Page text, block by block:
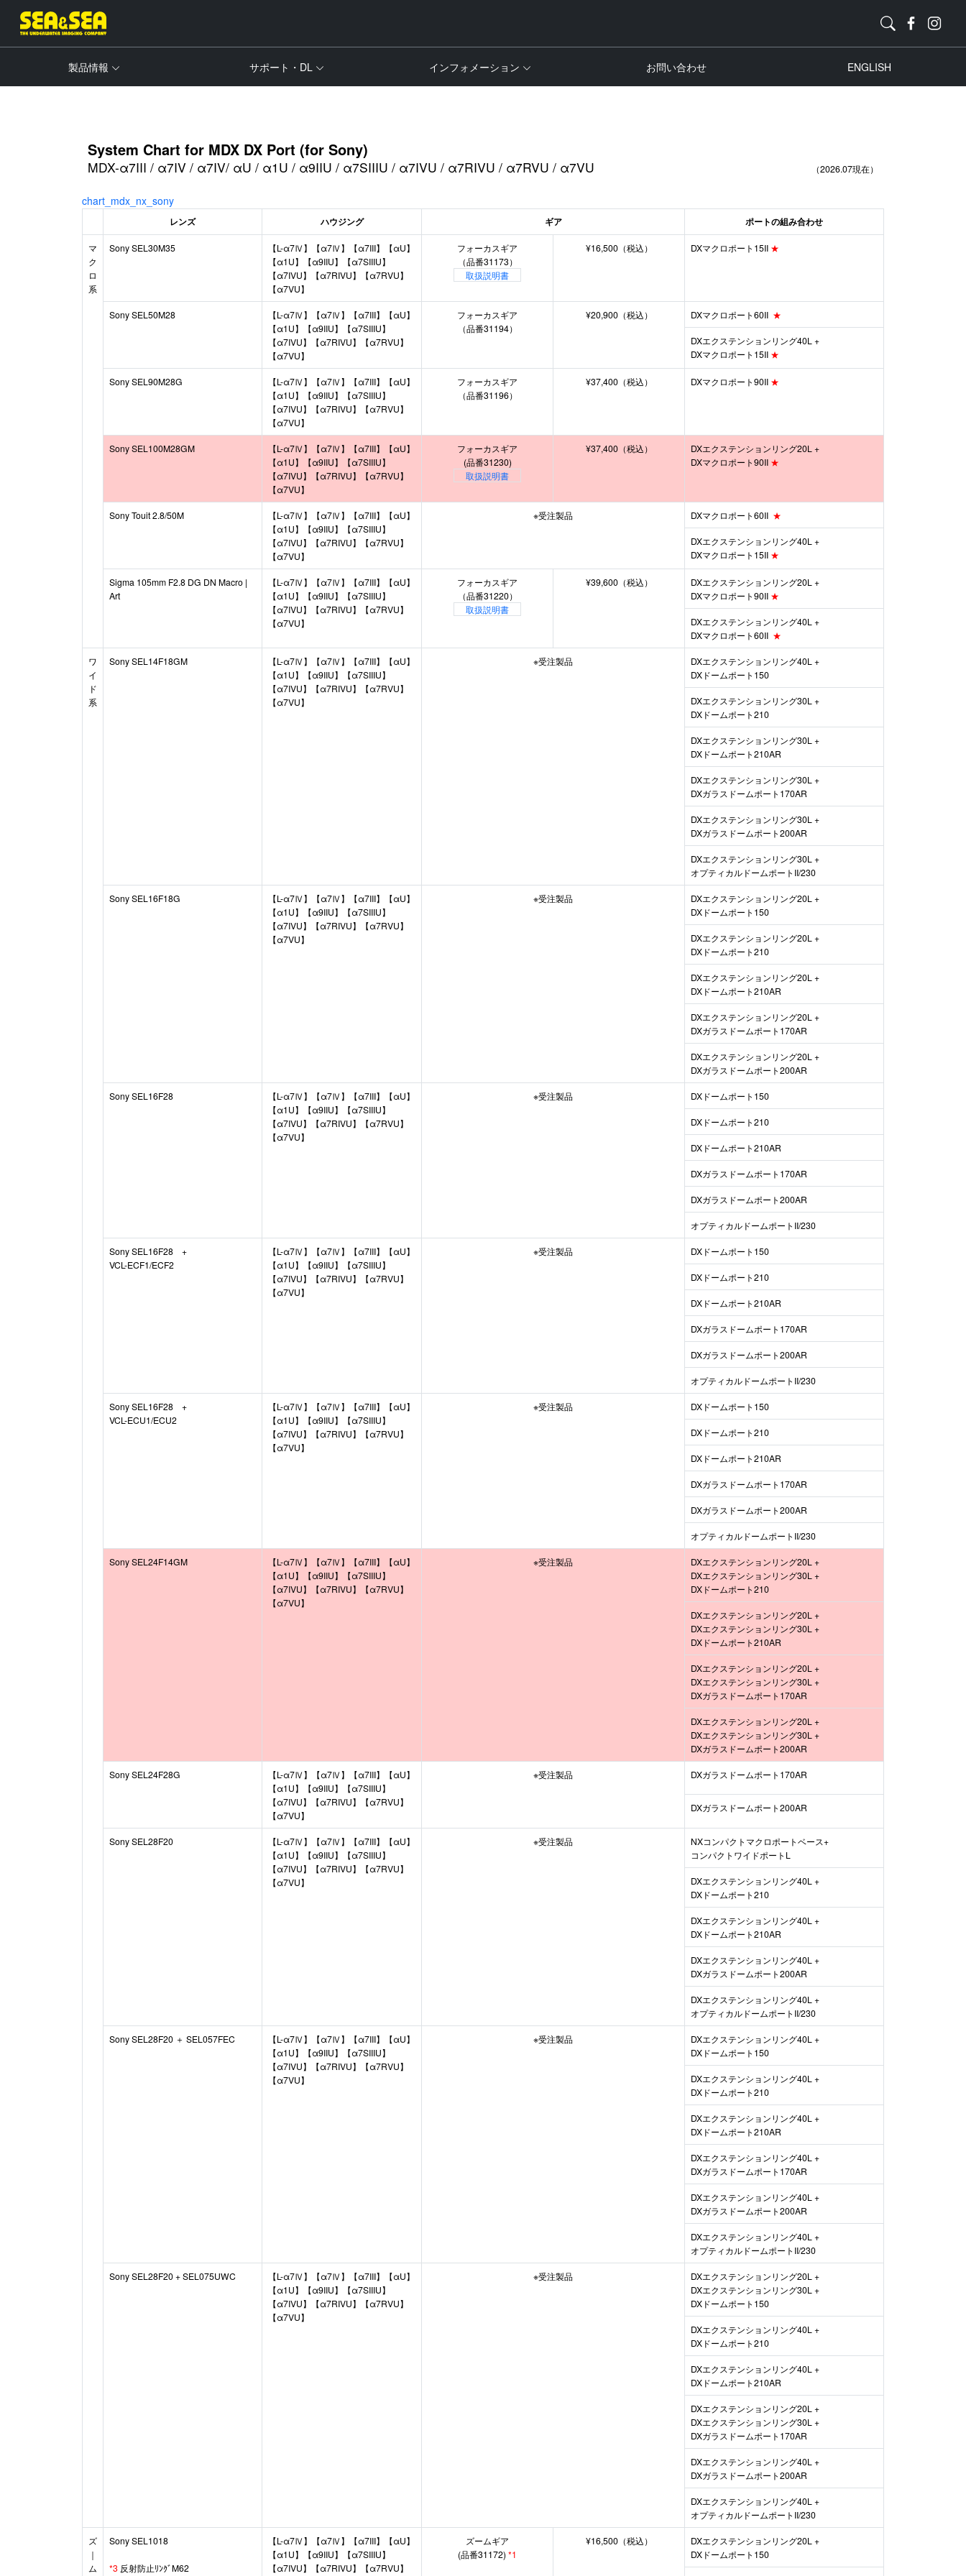
製品情報 サポート・DL インフォメーション お問い合わせ ENGLISH
System Chart for MDX DX Port (for Sony)
MDX-α7III / α7IV / α7IV/ αU / α1U / α9IIU / α7SIIIU / α7IVU / α7RIVU / α7RVU / α7VU （2026.07現在）
chart_mdx_nx_sony
レンズ ハウジング ギア ポートの組み合わせ
マ
ク
ロ
系
Sony SEL30M35
【L-α7Ⅳ】【α7Ⅳ】【α7III】【αU】
【α1U】【α9IIU】【α7SIIIU】
【α7IVU】【α7RIVU】【α7RVU】
【α7VU】
フォーカスギア
（品番31173）
取扱説明書
¥16,500（税込） DXマクロポート15II ★
Sony SEL50M28
【L-α7Ⅳ】【α7Ⅳ】【α7III】【αU】
【α1U】【α9IIU】【α7SIIIU】
【α7IVU】【α7RIVU】【α7RVU】
【α7VU】
フォーカスギア
（品番31194）
¥20,900（税込） DXマクロポート60II ★
DXエクステンションリング40L +
DXマクロポート15II ★
Sony SEL90M28G
【L-α7Ⅳ】【α7Ⅳ】【α7III】【αU】
【α1U】【α9IIU】【α7SIIIU】
【α7IVU】【α7RIVU】【α7RVU】
【α7VU】
フォーカスギア
（品番31196）
¥37,400（税込） DXマクロポート90II ★
Sony SEL100M28GM
【L-α7Ⅳ】【α7Ⅳ】【α7III】【αU】
【α1U】【α9IIU】【α7SIIIU】
【α7IVU】【α7RIVU】【α7RVU】
【α7VU】
フォーカスギア
(品番31230)
取扱説明書
¥37,400（税込）
DXエクステンションリング20L +
DXマクロポート90II ★
Sony Touit 2.8/50M
【L-α7Ⅳ】【α7Ⅳ】【α7III】【αU】
【α1U】【α9IIU】【α7SIIIU】
【α7IVU】【α7RIVU】【α7RVU】
【α7VU】
※受注製品 DXマクロポート60II ★
DXエクステンションリング40L +
DXマクロポート15II ★
Sigma 105mm F2.8 DG DN Macro |
Art
【L-α7Ⅳ】【α7Ⅳ】【α7III】【αU】
【α1U】【α9IIU】【α7SIIIU】
【α7IVU】【α7RIVU】【α7RVU】
【α7VU】
フォーカスギア
（品番31220）
取扱説明書
¥39,600（税込）
DXエクステンションリング20L +
DXマクロポート90II ★
DXエクステンションリング40L +
DXマクロポート60II ★
ワ
イ
ド
系
Sony SEL14F18GM
【L-α7Ⅳ】【α7Ⅳ】【α7III】【αU】
【α1U】【α9IIU】【α7SIIIU】
【α7IVU】【α7RIVU】【α7RVU】
【α7VU】
※受注製品
DXエクステンションリング40L +
DXドームポート150
DXエクステンションリング30L +
DXドームポート210
DXエクステンションリング30L +
DXドームポート210AR
DXエクステンションリング30L +
DXガラスドームポート170AR
DXエクステンションリング30L +
DXガラスドームポート200AR
DXエクステンションリング30L +
オプティカルドームポートII/230
Sony SEL16F18G
【L-α7Ⅳ】【α7Ⅳ】【α7III】【αU】
【α1U】【α9IIU】【α7SIIIU】
【α7IVU】【α7RIVU】【α7RVU】
【α7VU】
※受注製品
DXエクステンションリング20L +
DXドームポート150
DXエクステンションリング20L +
DXドームポート210
DXエクステンションリング20L +
DXドームポート210AR
DXエクステンションリング20L +
DXガラスドームポート170AR
DXエクステンションリング20L +
DXガラスドームポート200AR
Sony SEL16F28
【L-α7Ⅳ】【α7Ⅳ】【α7III】【αU】
【α1U】【α9IIU】【α7SIIIU】
【α7IVU】【α7RIVU】【α7RVU】
【α7VU】
※受注製品 DXドームポート150
DXドームポート210
DXドームポート210AR
DXガラスドームポート170AR
DXガラスドームポート200AR
オプティカルドームポートII/230
Sony SEL16F28 +
VCL-ECF1/ECF2
【L-α7Ⅳ】【α7Ⅳ】【α7III】【αU】
【α1U】【α9IIU】【α7SIIIU】
【α7IVU】【α7RIVU】【α7RVU】
【α7VU】
※受注製品 DXドームポート150
DXドームポート210
DXドームポート210AR
DXガラスドームポート170AR
DXガラスドームポート200AR
オプティカルドームポートII/230
Sony SEL16F28 +
VCL-ECU1/ECU2
【L-α7Ⅳ】【α7Ⅳ】【α7III】【αU】
【α1U】【α9IIU】【α7SIIIU】
【α7IVU】【α7RIVU】【α7RVU】
【α7VU】
※受注製品 DXドームポート150
DXドームポート210
DXドームポート210AR
DXガラスドームポート170AR
DXガラスドームポート200AR
オプティカルドームポートII/230
Sony SEL24F14GM
【L-α7Ⅳ】【α7Ⅳ】【α7III】【αU】
【α1U】【α9IIU】【α7SIIIU】
【α7IVU】【α7RIVU】【α7RVU】
【α7VU】
※受注製品
DXエクステンションリング20L +
DXエクステンションリング30L +
DXドームポート210
DXエクステンションリング20L +
DXエクステンションリング30L +
DXドームポート210AR
DXエクステンションリング20L +
DXエクステンションリング30L +
DXガラスドームポート170AR
DXエクステンションリング20L +
DXエクステンションリング30L +
DXガラスドームポート200AR
Sony SEL24F28G
【L-α7Ⅳ】【α7Ⅳ】【α7III】【αU】
【α1U】【α9IIU】【α7SIIIU】
【α7IVU】【α7RIVU】【α7RVU】
【α7VU】
※受注製品 DXガラスドームポート170AR
DXガラスドームポート200AR
Sony SEL28F20
【L-α7Ⅳ】【α7Ⅳ】【α7III】【αU】
【α1U】【α9IIU】【α7SIIIU】
【α7IVU】【α7RIVU】【α7RVU】
【α7VU】
※受注製品
NXコンパクトマクロポートベース+
コンパクトワイドポートL
DXエクステンションリング40L +
DXドームポート210
DXエクステンションリング40L +
DXドームポート210AR
DXエクステンションリング40L +
DXガラスドームポート200AR
DXエクステンションリング40L +
オプティカルドームポートII/230
Sony SEL28F20 ＋ SEL057FEC
【L-α7Ⅳ】【α7Ⅳ】【α7III】【αU】
【α1U】【α9IIU】【α7SIIIU】
【α7IVU】【α7RIVU】【α7RVU】
【α7VU】
※受注製品
DXエクステンションリング40L +
DXドームポート150
DXエクステンションリング40L +
DXドームポート210
DXエクステンションリング40L +
DXドームポート210AR
DXエクステンションリング40L +
DXガラスドームポート170AR
DXエクステンションリング40L +
DXガラスドームポート200AR
DXエクステンションリング40L +
オプティカルドームポートII/230
Sony SEL28F20 + SEL075UWC
【L-α7Ⅳ】【α7Ⅳ】【α7III】【αU】
【α1U】【α9IIU】【α7SIIIU】
【α7IVU】【α7RIVU】【α7RVU】
【α7VU】
※受注製品
DXエクステンションリング20L +
DXエクステンションリング30L +
DXドームポート150
DXエクステンションリング40L +
DXドームポート210
DXエクステンションリング40L +
DXドームポート210AR
DXエクステンションリング20L +
DXエクステンションリング30L +
DXガラスドームポート170AR
DXエクステンションリング40L +
DXガラスドームポート200AR
DXエクステンションリング40L +
オプティカルドームポートII/230
ズ
｜
ム
Sony SEL1018
*3 反射防止ﾘﾝｸﾞM62
【L-α7Ⅳ】【α7Ⅳ】【α7III】【αU】
【α1U】【α9IIU】【α7SIIIU】
【α7IVU】【α7RIVU】【α7RVU】
ズームギア
(品番31172) *1
¥16,500（税込）
DXエクステンションリング20L +
DXドームポート150